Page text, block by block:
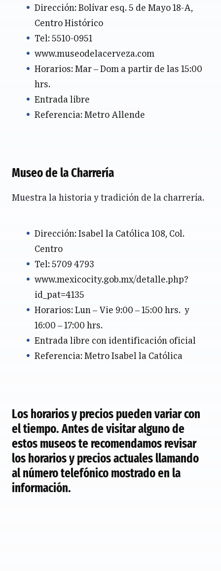
Dirección: Bolívar esq. 5 de Mayo 18-A,
Centro Histórico
Tel: 5510-0951
www.museodelacerveza.com
Horarios: Mar – Dom a partir de las 15:00
hrs.
Entrada libre
Referencia: Metro Allende
Museo de la Charrería
Muestra la historia y tradición de la charrería.
Dirección: Isabel la Católica 108, Col.
Centro
Tel: 5709 4793
www.mexicocity.gob.mx/detalle.php?
id_pat=4135
Horarios: Lun – Vie 9:00 – 15:00 hrs. y
16:00 – 17:00 hrs.
Entrada libre con identificación oficial
Referencia: Metro Isabel la Católica
Los horarios y precios pueden variar con
el tiempo. Antes de visitar alguno de
estos museos te recomendamos revisar
los horarios y precios actuales llamando
al número telefónico mostrado en la
información.